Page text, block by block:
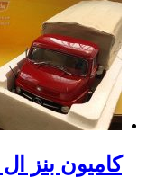
کامیون بنز ال 911